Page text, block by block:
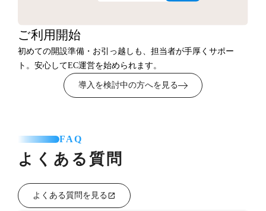
ご利用開始
初めての開設準備・お引っ越しも、担当者が手厚くサポー
ト。安心してEC運営を始められます。
導入を検討中の方へを見る
FAQ
よくある質問
よくある質問を見る